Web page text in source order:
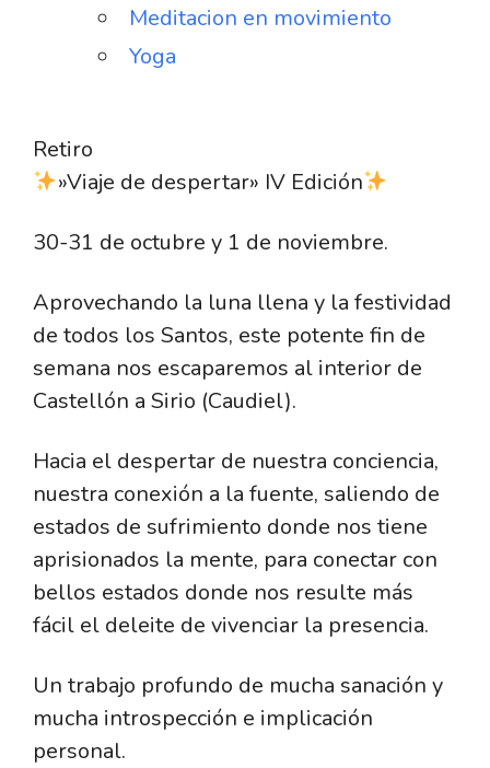
Meditacion en movimiento
Yoga
Retiro
»Viaje de despertar» IV Edición
30-31 de octubre y 1 de noviembre.
Aprovechando la luna llena y la festividad
de todos los Santos, este potente fin de
semana nos escaparemos al interior de
Castellón a Sirio (Caudiel).
Hacia el despertar de nuestra conciencia,
nuestra conexión a la fuente, saliendo de
estados de sufrimiento donde nos tiene
aprisionados la mente, para conectar con
bellos estados donde nos resulte más
fácil el deleite de vivenciar la presencia.
Un trabajo profundo de mucha sanación y
mucha introspección e implicación
personal.